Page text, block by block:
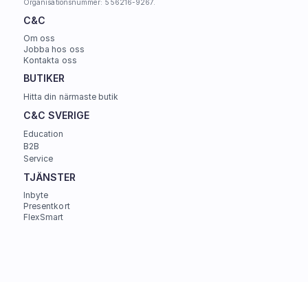
Organisationsnummer: 556216-9267.
C&C
Om oss
Jobba hos oss
Kontakta oss
BUTIKER
Hitta din närmaste butik
C&C SVERIGE
Education
B2B
Service
TJÄNSTER
Inbyte
Presentkort
FlexSmart